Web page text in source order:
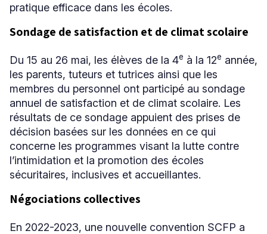
pratique efficace dans les écoles.
Sondage de satisfaction et de climat scolaire
Du 15 au 26 mai, les élèves de la 4e à la 12e année,
les parents, tuteurs et tutrices ainsi que les
membres du personnel ont participé au sondage
annuel de satisfaction et de climat scolaire. Les
résultats de ce sondage appuient des prises de
décision basées sur les données en ce qui
concerne les programmes visant la lutte contre
l’intimidation et la promotion des écoles
sécuritaires, inclusives et accueillantes.
Négociations collectives
En 2022-2023, une nouvelle convention SCFP a